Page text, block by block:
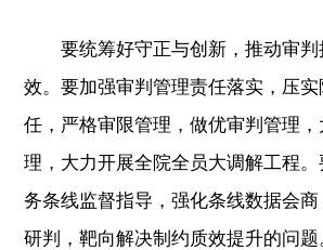
要统筹好守正与创新，推动审判
效。要加强审判管理责任落实，压
任，严格审限管理，做优审判管理
理，大力开展全院全员大调解工程
务条线监督指导，强化条线数据会
研判，靶向解决制约质效提升的问